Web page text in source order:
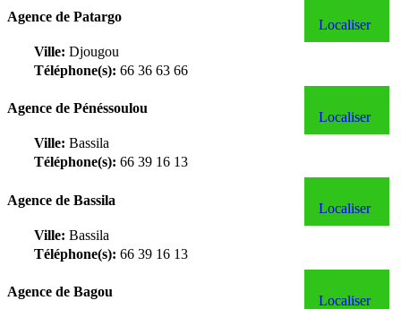
Agence de Patargo
Ville: Djougou
Téléphone(s): 66 36 63 66
Localiser
Agence de Pénéssoulou
Ville: Bassila
Téléphone(s): 66 39 16 13
Localiser
Agence de Bassila
Ville: Bassila
Téléphone(s): 66 39 16 13
Localiser
Agence de Bagou
Localiser